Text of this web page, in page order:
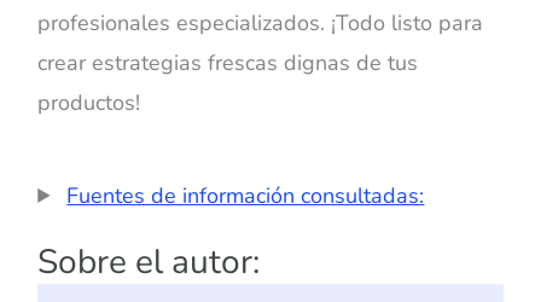
profesionales especializados. ¡Todo listo para
crear estrategias frescas dignas de tus
productos!
Fuentes de información consultadas:
Sobre el autor: